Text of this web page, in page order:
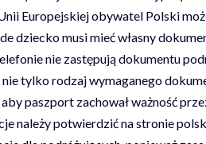
Europejskiej obywatel Polski
dziecko musi mieć własny
nie zastępują dokumentu
tylko rodzaj wymaganego
paszport zachował ważność
należy potwierdzić na stronie